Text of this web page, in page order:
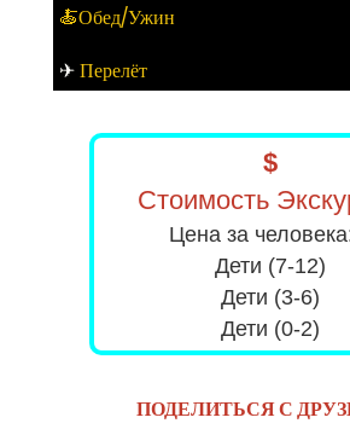
🍝Обед/Ужин
✈Перелёт
ПОДЕЛИТЬСЯ С
$
Стоимость
Цена за
Дети (7-12)
Дети (3-6)
Дети (0-2)